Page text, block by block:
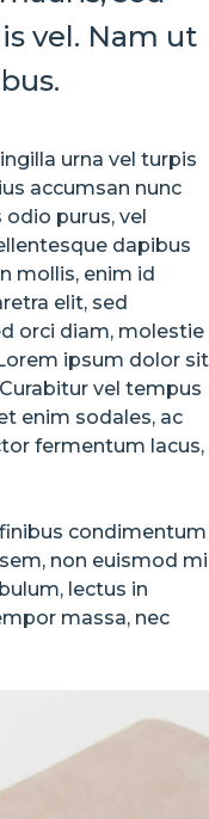
vel. Nam ut
urna vel turpis
accumsan nunc
purus, vel
dapibus
mollis, enim id
elit, sed
orci diam, molestie
ipsum dolor sit
vel tempus
enim sodales, ac
fermentum lacus,
condimentum
non euismod mi
lectus in
massa, nec